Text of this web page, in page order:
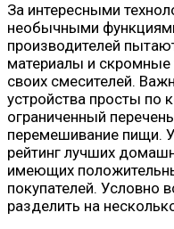
За интересными
необычными
производителей
материалы и скромные
своих смесителей.
устройства просты по
ограниченный
перемешивание пищи.
рейтинг лучших
имеющих
покупателей. Условно
разделить на